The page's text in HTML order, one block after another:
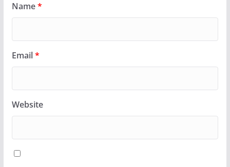
Name*
Email*
Website